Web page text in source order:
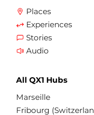
Places
Experiences
Stories
Audio
All QX1 Hubs
Marseille
Fribourg